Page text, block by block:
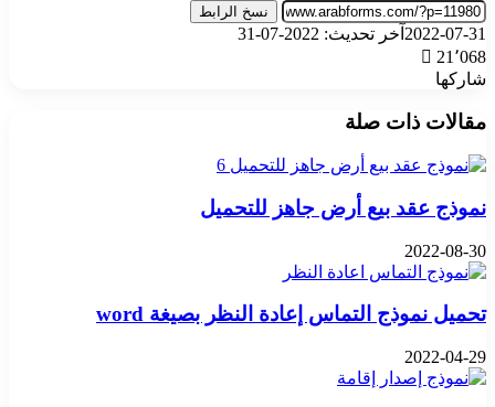
نسخ الرابط
2022-07-31 آخر تحديث: 2022-07-31
21٬068
شاركها
مقالات ذات صلة
نموذج عقد بيع أرض جاهز للتحميل
2022-08-30
تحميل نموذج التماس إعادة النظر بصيغة word
2022-04-29